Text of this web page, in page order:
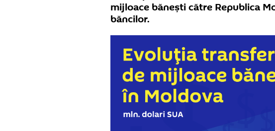
mijloace bănești către Republica
băncilor.